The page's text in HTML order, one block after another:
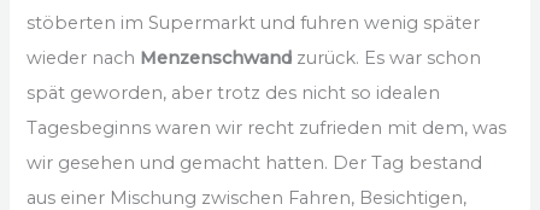
stöberten im Supermarkt und fuhren wenig später
wieder nach Menzenschwand zurück. Es war schon
spät geworden, aber trotz des nicht so idealen
Tagesbeginns waren wir recht zufrieden mit dem, was
wir gesehen und gemacht hatten. Der Tag bestand
aus einer Mischung zwischen Fahren, Besichtigen,